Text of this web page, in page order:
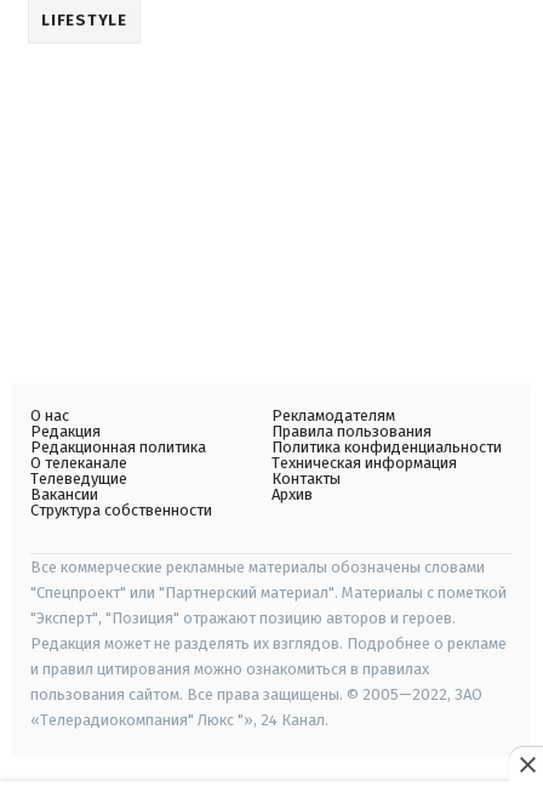
LIFESTYLE
О нас
Редакция
Редакционная политика
О телеканале
Телеведущие
Вакансии
Структура собственности
Рекламодателям
Правила пользования
Политика конфиденциальности
Техническая информация
Контакты
Архив
Все коммерческие рекламные материалы обозначены словами
"Спецпроект" или "Партнерский материал". Материалы с пометкой
"Эксперт", "Позиция" отражают позицию авторов и героев.
Редакция может не разделять их взглядов. Подробнее о рекламе
и правил цитирования можно ознакомиться в правилах
пользования сайтом. Все права защищены. © 2005—2022, ЗАО
«Телерадиокомпания" Люкс "», 24 Канал.